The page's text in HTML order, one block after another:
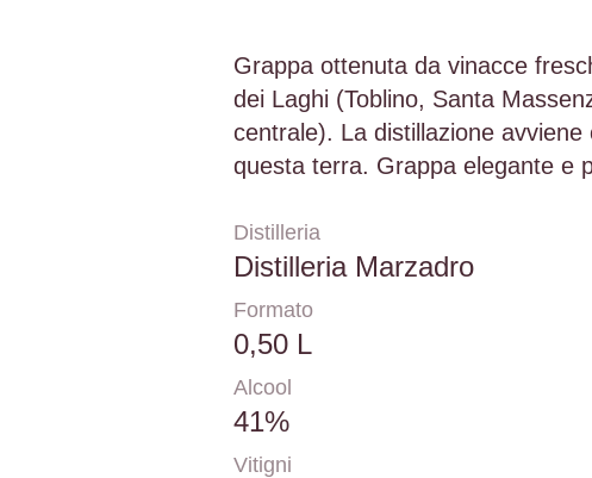
Grappa ottenuta da vinacce
dei Laghi (Toblino, Santa
centrale). La distillazione
questa terra. Grappa elegante e
Distilleria
Distilleria Marzadro
Formato
0,50 L
Alcool
41%
Vitigni